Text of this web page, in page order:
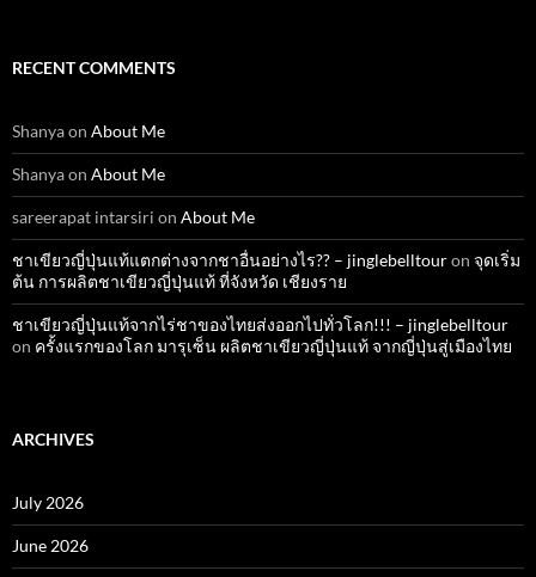
RECENT COMMENTS
Shanyaon About Me
Shanyaon About Me
sareerapat intarsiri on About Me
ชาเขียวญี่ปุ่นแท้แตกต่างจากชาอื่นอย่างไร?? – jinglebelltouron จุดเริ่ม
ต้น การผลิตชาเขียวญี่ปุ่นแท้ ที่จังหวัด เชียงราย
ชาเขียวญี่ปุ่นแท้จากไร่ชาของไทยส่งออกไปทั่วโลก!!! – jinglebelltour
on ครั้งแรกของโลก มารุเซ็น ผลิตชาเขียวญี่ปุ่นแท้ จากญี่ปุ่นสู่เมืองไทย
ARCHIVES
July 2026
June 2026